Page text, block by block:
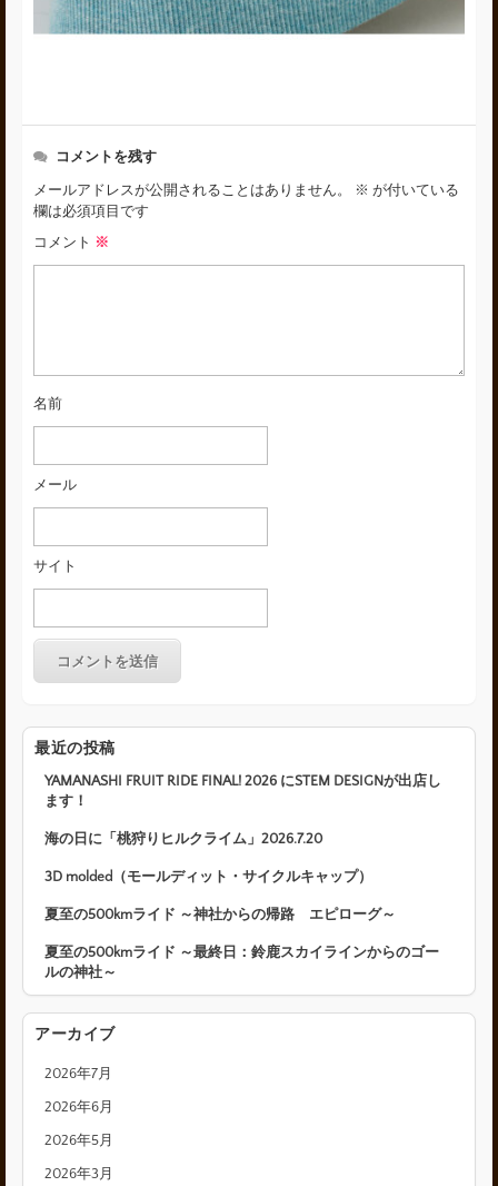
コメントを残す
メールアドレスが公開されることはありません。 ※ が付いている
欄は必須項目です
コメント ※
名前
メール
サイト
最近の投稿
YAMANASHI FRUIT RIDE FINAL! 2026 にSTEM DESIGNが出店し
ます！
海の日に「桃狩りヒルクライム」2026.7.20
3D molded（モールディット・サイクルキャップ）
夏至の500kmライド ～神社からの帰路 エピローグ～
夏至の500kmライド ～最終日：鈴鹿スカイラインからのゴー
ルの神社～
アーカイブ
2026年7月
2026年6月
2026年5月
2026年3月